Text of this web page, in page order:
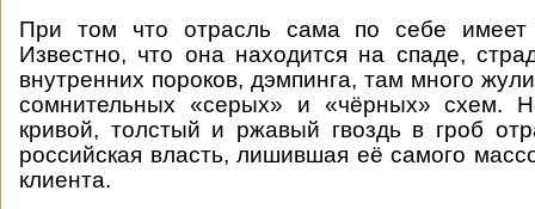
При том что отрасль сама по себе имеет
Известно, что она находится на спаде,
внутренних пороков, дэмпинга, там много
сомнительных «серых» и «чёрных» схем.
кривой, толстый и ржавый гвоздь в гроб
российская власть, лишившая её самого
клиента.